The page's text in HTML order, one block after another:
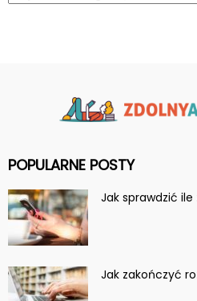
POPULARNE POSTY
Jak sprawdzić
Jak zakończyć